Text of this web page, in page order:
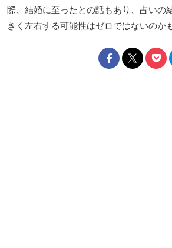
際、結婚に至ったとの話もあり、占いの
きく左右する可能性はゼロではないのか